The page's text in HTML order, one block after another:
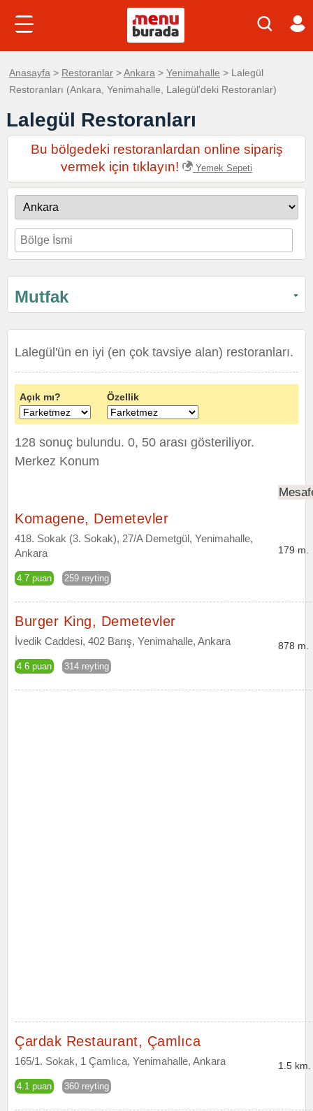
Anasayfa > Restoranlar >Ankara > Yenimahalle > Lalegül
Restoranları (Ankara, Yenimahalle, Lalegül'deki Restoranlar)
Lalegül Restoranları
Bu bölgedeki restoranlardan online sipariş
vermek için tıklayın!
Yemek Sepeti
Mutfak
Lalegül'ün en iyi (en çok tavsiye alan) restoranları.
Açık mı? Özellik
128 sonuç bulundu. 0, 50 arası gösteriliyor.
Merkez Konum
Komagene, Demetevler
418. Sokak (3. Sokak), 27/A Demetgül, Yenimahalle,
Ankara
4.7 puan 259 reyting
179 m.
Burger King, Demetevler
İvedik Caddesi, 402 Barış, Yenimahalle, Ankara
4.6 puan 314 reyting
878 m.
Çardak Restaurant, Çamlıca
165/1. Sokak, 1 Çamlıca, Yenimahalle, Ankara
4.1 puan 360 reyting
1.5 km.